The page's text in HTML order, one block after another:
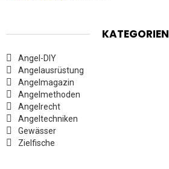
KATEGORIEN
Angel-DIY
Angelausrüstung
Angelmagazin
Angelmethoden
Angelrecht
Angeltechniken
Gewässer
Zielfische